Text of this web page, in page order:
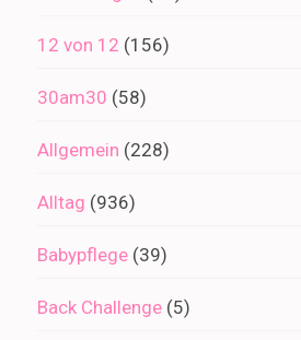
12 von 12 (156)
30am30 (58)
Allgemein (228)
Alltag (936)
Babypflege (39)
Back Challenge (5)